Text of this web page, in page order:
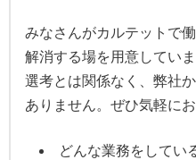
みなさんがカルテットで
解消する場を用意していま
選考とは関係なく、弊社
ありません。ぜひ気軽に
どんな業務をしてい